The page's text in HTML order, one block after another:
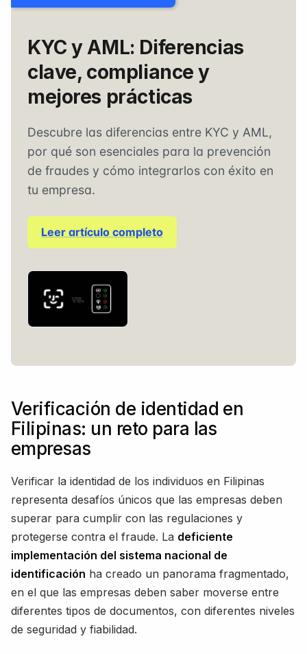
KYC y AML: Diferencias
clave, compliance y
mejores prácticas
Descubre las diferencias entre KYC y AML,
por qué son esenciales para la prevención
de fraudes y cómo integrarlos con éxito en
tu empresa.
Leer artículo completo
Verificación de identidad en
Filipinas: un reto para las
empresas
Verificar la identidad de los individuos en Filipinas
representa desafíos únicos que las empresas deben
superar para cumplir con las regulaciones y
protegerse contra el fraude. La deficiente
implementación del sistema nacional de
identificación ha creado un panorama fragmentado,
en el que las empresas deben saber moverse entre
diferentes tipos de documentos, con diferentes niveles
de seguridad y fiabilidad.